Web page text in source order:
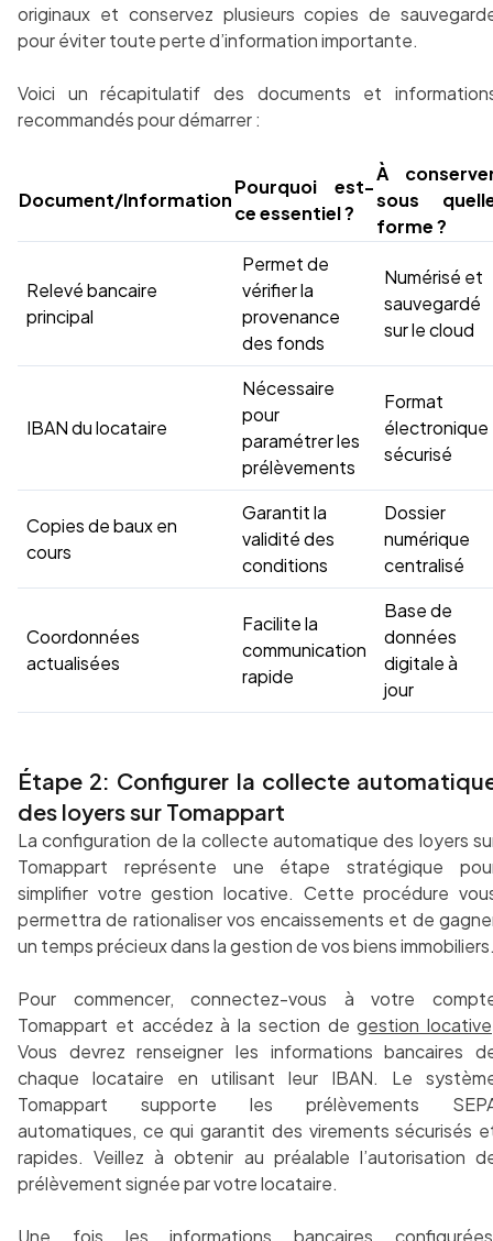
originaux et conservez plusieurs copies de
pour éviter toute perte d’information importante.
Voici un récapitulatif des documents et
recommandés pour démarrer :
Document/Information
Pourquoi est-
ce essentiel ?
À
sous
forme ?
Relevé bancaire
principal
Permet de
vérifier la
provenance
des fonds
Numérisé et
sauvegardé
sur le cloud
IBAN du locataire
Nécessaire
pour
paramétrer les
prélèvements
Format
électronique
sécurisé
Copies de baux en
cours
Garantit la
validité des
conditions
Dossier
numérique
centralisé
Coordonnées
actualisées
Facilite la
communication
rapide
Base de
données
digitale à
jour
Étape 2: Configurer la collecte
des loyers sur Tomappart
La configuration de la collecte automatique des loyers
Tomappart représente une étape stratégique
simplifier votre gestion locative. Cette procédure
permettra de rationaliser vos encaissements et de
un temps précieux dans la gestion de vos biens
Pour commencer, connectez-vous à votre
Tomappart et accédez à la section degestion locative
Vous devrez renseigner les informations bancaires
chaque locataire en utilisant leur IBAN. Le
Tomappart supporte les prélèvements
automatiques, ce qui garantit des virements sécurisés
rapides. Veillez à obtenir au préalable l’autorisation
prélèvement signée par votre locataire.
Une fois les informations bancaires